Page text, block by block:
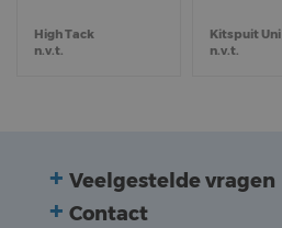
High Tack
n.v.t.
Kitspuit Uni
n.v.t.
Veelgestelde vragen
Contact